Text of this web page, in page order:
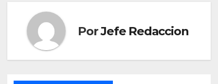
PorJefe Redaccion